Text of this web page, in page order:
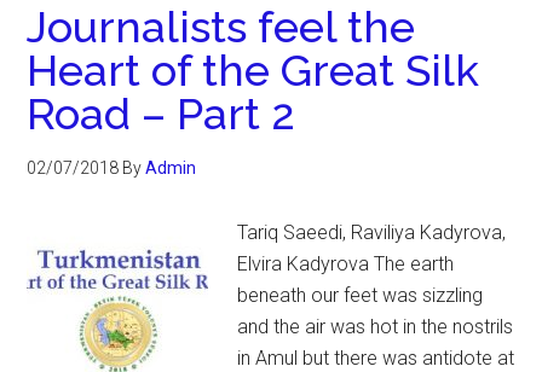
Journalists feel the
Heart of the Great Silk
Road – Part 2
02/07/2018 ByAdmin
Tariq Saeedi, Raviliya Kadyrova,
Elvira Kadyrova The earth
beneath our feet was sizzling
and the air was hot in the nostrils
in Amul but there was antidote at